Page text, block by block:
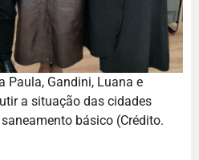
Paula, Gandini, Luana e
a situação das cidades
básico (Crédito.